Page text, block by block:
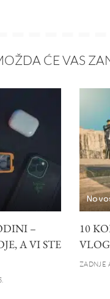
ĆE VAS
–
A VI STE
10
ZADNJE